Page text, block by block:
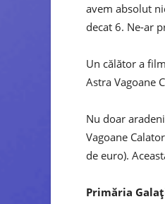
avem absolut
decat 6. Ne-ar
Un călător a
Astra Vagoane
Nu doar
Vagoane
de euro).
Primăria